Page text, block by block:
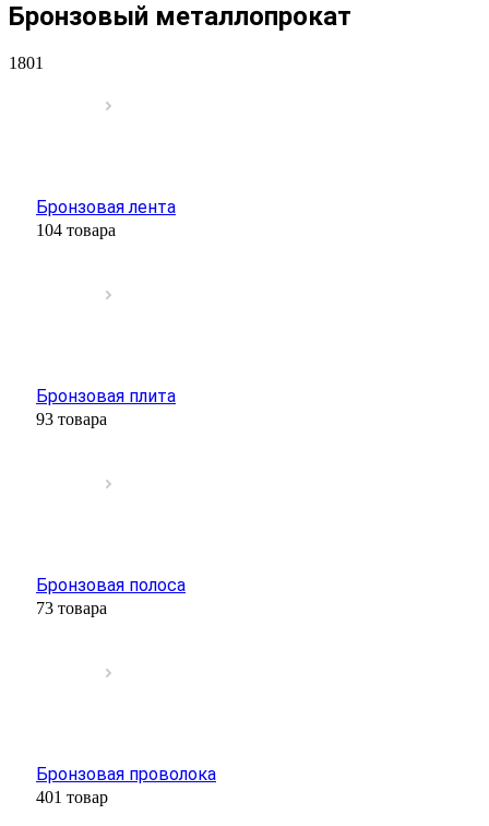
Бронзовый металлопрокат
1801
Бронзовая лента
104 товара
Бронзовая плита
93 товара
Бронзовая полоса
73 товара
Бронзовая проволока
401 товар